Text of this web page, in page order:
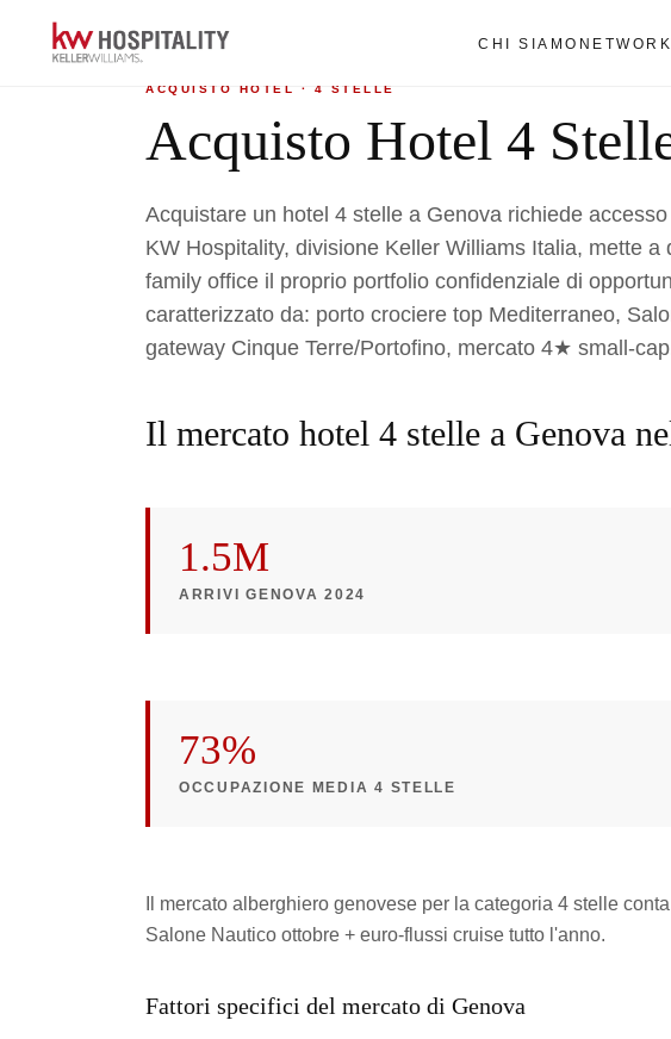
CHI SIAMO
Home › Acquisto hotel
ACQUISTO HOTEL · 4 STELLE
Acquisto Hotel 4
Acquistare un hotel 4 stelle a Genova richiede
KW Hospitality, divisione Keller Williams Italia, mette
family office il proprio portfolio confidenziale di
caratterizzato da: porto crociere top Mediterraneo,
gateway Cinque Terre/Portofino, mercato 4★ small-
Il mercato hotel 4 stelle a Genova
1.5M
ARRIVI GENOVA 2024
73%
OCCUPAZIONE MEDIA 4 STELLE
Il mercato alberghiero genovese per la categoria 4 stelle
Salone Nautico ottobre + euro-flussi cruise tutto l'anno.
Fattori specifici del mercato di Genova